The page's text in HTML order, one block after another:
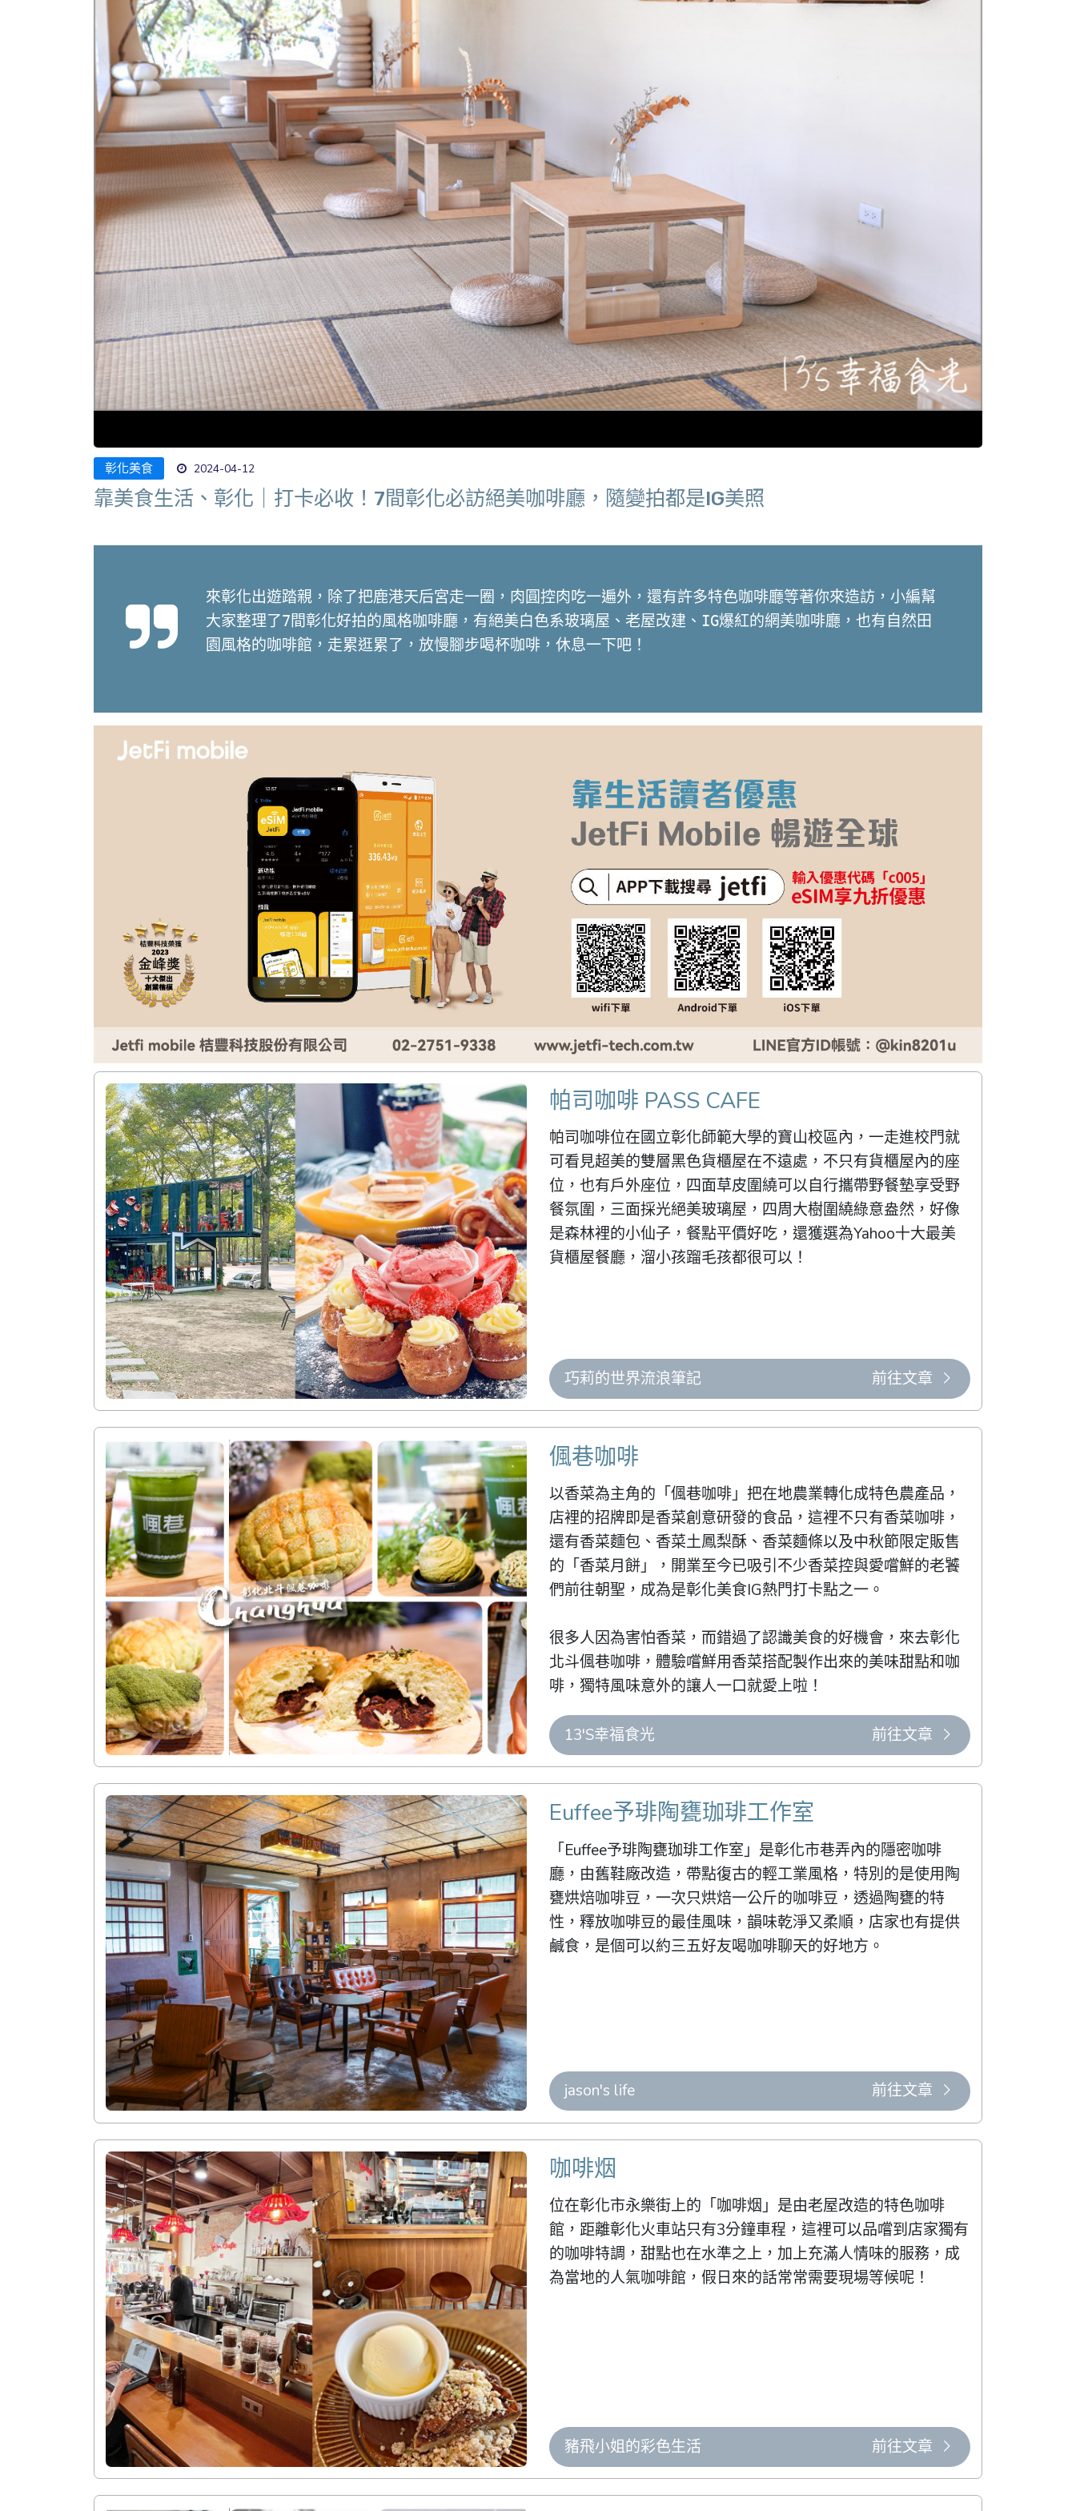
彰化美食 2024-04-12
靠美食生活、彰化｜打卡必收！7間彰化必訪絕美咖啡廳，隨變拍都是IG美照
來彰化出遊踏親，除了把鹿港天后宮走一圈，肉圓控肉吃一遍外，還有許多特色咖啡廳等著你來造訪，小編幫
大家整理了7間彰化好拍的風格咖啡廳，有絕美白色系玻璃屋、老屋改建、IG爆紅的網美咖啡廳，也有自然田
園風格的咖啡館，走累逛累了，放慢腳步喝杯咖啡，休息一下吧！
帕司咖啡 PASS CAFE
帕司咖啡位在國立彰化師範大學的寶山校區內，一走進校門就
可看見超美的雙層黑色貨櫃屋在不遠處，不只有貨櫃屋內的座
位，也有戶外座位，四面草皮圍繞可以自行攜帶野餐墊享受野
餐氛圍，三面採光絕美玻璃屋，四周大樹圍繞綠意盎然，好像
是森林裡的小仙子，餐點平價好吃，還獲選為Yahoo十大最美
貨櫃屋餐廳，溜小孩蹓毛孩都很可以！
巧莉的世界流浪筆記 前往文章
偑巷咖啡
以香菜為主角的「偑巷咖啡」把在地農業轉化成特色農產品，
店裡的招牌即是香菜創意研發的食品，這裡不只有香菜咖啡，
還有香菜麵包、香菜土鳳梨酥、香菜麵條以及中秋節限定販售
的「香菜月餅」，開業至今已吸引不少香菜控與愛嚐鮮的老饕
們前往朝聖，成為是彰化美食IG熱門打卡點之一。
很多人因為害怕香菜，而錯過了認識美食的好機會，來去彰化
北斗偑巷咖啡，體驗嚐鮮用香菜搭配製作出來的美味甜點和咖
啡，獨特風味意外的讓人一口就愛上啦！
13'S幸福食光 前往文章
Euffee予琲陶甕珈琲工作室
「Euffee予琲陶甕珈琲工作室」是彰化市巷弄內的隱密咖啡
廳，由舊鞋廠改造，帶點復古的輕工業風格，特別的是使用陶
甕烘焙咖啡豆，一次只烘焙一公斤的咖啡豆，透過陶甕的特
性，釋放咖啡豆的最佳風味，韻味乾淨又柔順，店家也有提供
鹹食，是個可以約三五好友喝咖啡聊天的好地方。
jason's life 前往文章
咖啡烟
位在彰化市永樂街上的「咖啡烟」是由老屋改造的特色咖啡
館，距離彰化火車站只有3分鐘車程，這裡可以品嚐到店家獨有
的咖啡特調，甜點也在水準之上，加上充滿人情味的服務，成
為當地的人氣咖啡館，假日來的話常常需要現場等候呢！
豬飛小姐的彩色生活 前往文章